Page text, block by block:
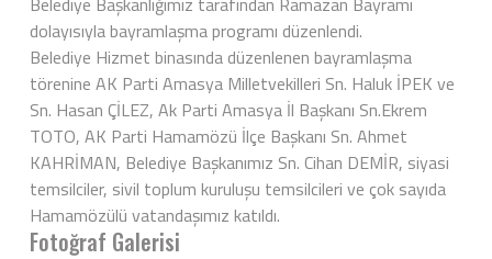
dolayısıyla bayramlaşma programı düzenlendi.
Belediye Hizmet binasında düzenlenen bayramlaşma
törenine AK Parti Amasya Milletvekilleri Sn. Haluk İPEK ve
Sn. Hasan ÇİLEZ, Ak Parti Amasya İl Başkanı Sn.Ekrem
TOTO, AK Parti Hamamözü İlçe Başkanı Sn. Ahmet
KAHRİMAN, Belediye Başkanımız Sn. Cihan DEMİR, siyasi
temsilciler, sivil toplum kuruluşu temsilcileri ve çok sayıda
Hamamözülü vatandaşımız katıldı.
Fotoğraf Galerisi